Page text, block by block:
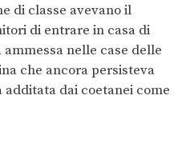
di classe avevano il
di entrare in casa di
nelle case delle
che ancora persisteva
dai coetanei come